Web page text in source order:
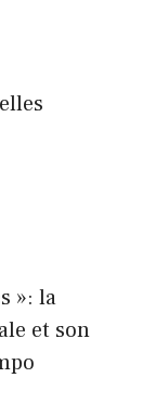
»: la
et son